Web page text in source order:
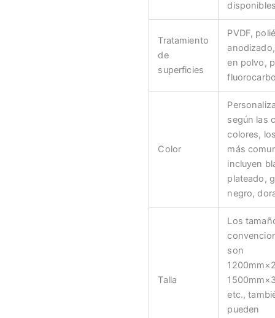
Tratamiento
de
superficies
PVDF,
en polvo,
Color
según las
colores,
más
incluyen
plateado,
negro,
Talla
Los
son
etc.,
pueden